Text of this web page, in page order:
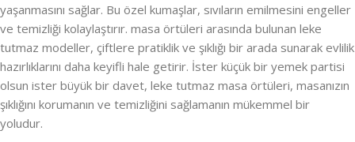
yaşanmasını sağlar. Bu özel kumaşlar, sıvıların emilmesini engeller
ve temizliği kolaylaştırır. masa örtüleri arasında bulunan leke
tutmaz modeller, çiftlere pratiklik ve şıklığı bir arada sunarak evlilik
hazırlıklarını daha keyifli hale getirir. İster küçük bir yemek partisi
olsun ister büyük bir davet, leke tutmaz masa örtüleri, masanızın
şıklığını korumanın ve temizliğini sağlamanın mükemmel bir
yoludur.